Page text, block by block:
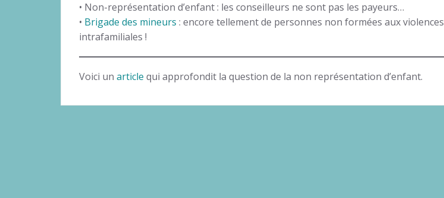
• Non-représentation d’enfant : les conseilleurs ne sont pas les payeurs…
• Brigade des mineurs : encore tellement de personnes non formées aux violences
intrafamiliales !
Voici un article qui approfondit la question de la non représentation d’enfant.